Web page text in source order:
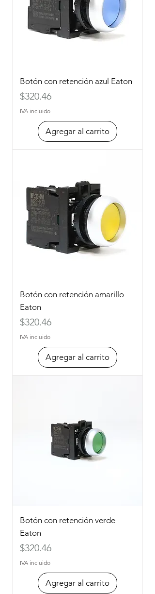
Botón con retención azul Eaton
Precio
$320.46
IVA incluido
Agregar al carrito
Botón con retención amarillo
Eaton
Precio
$320.46
IVA incluido
Agregar al carrito
Botón con retención verde
Eaton
Precio
$320.46
IVA incluido
Agregar al carrito